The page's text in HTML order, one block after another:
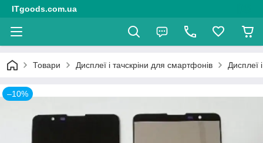
ITgoods.com.ua
Товари Дисплеї і тачскріни для смартфонів Дисплеї
–10%